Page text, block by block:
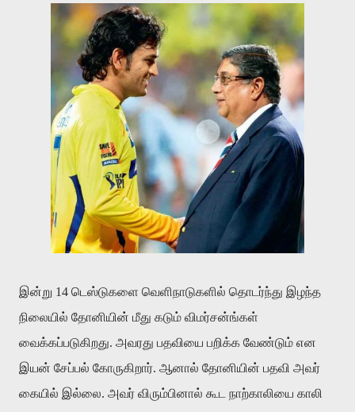
இன்று 14 டெஸ்டுகளை வெளிநாடுகளில் தொடர்ந்து இழந்த
நிலையில் தோனியின் மீது கடும் விமர்சன்ங்கள்
வைக்கப்படுகிறது. அவரது பதவியை பறிக்க வேண்டும் என
இயன் சேப்பல் கோருகிறார். ஆனால் தோனியின் பதவி அவர்
கையில் இல்லை. அவர் விரும்பினால் கூட நாற்காலியை காலி